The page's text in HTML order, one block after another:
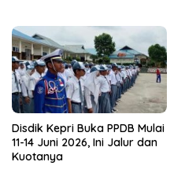
Disdik Kepri Buka PPDB Mulai
11-14 Juni 2026, Ini Jalur dan
Kuotanya